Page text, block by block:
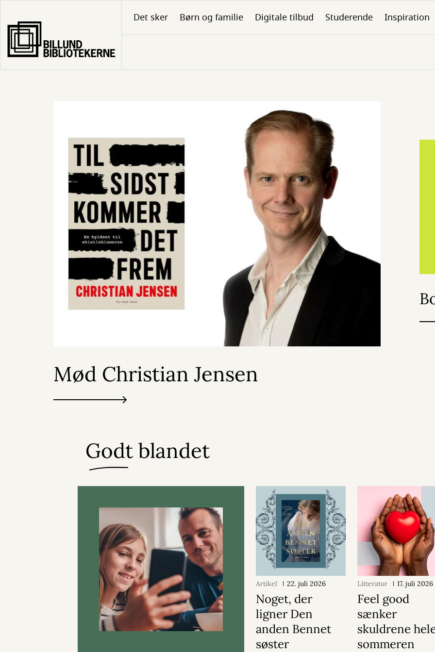
hovedindhold
Det sker Børn og familie Digitale tilbud Studerende Inspiration
Mød Christian Jensen
Godt blandet
Artikel 22. juli 2026
Noget, der
ligner Den
anden Bennet
søster
Litteratur 17. juli 2026
Feel good
sænker
skuldrene
sommeren